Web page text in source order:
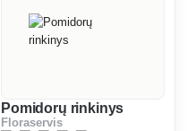
Pomidorų rinkinys
Floraservis